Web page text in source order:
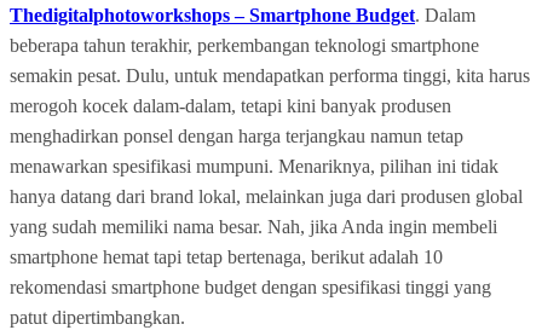
Thedigitalphotoworkshops – Smartphone Budget. Dalam
beberapa tahun terakhir, perkembangan teknologi smartphone
semakin pesat. Dulu, untuk mendapatkan performa tinggi, kita harus
merogoh kocek dalam-dalam, tetapi kini banyak produsen
menghadirkan ponsel dengan harga terjangkau namun tetap
menawarkan spesifikasi mumpuni. Menariknya, pilihan ini tidak
hanya datang dari brand lokal, melainkan juga dari produsen global
yang sudah memiliki nama besar. Nah, jika Anda ingin membeli
smartphone hemat tapi tetap bertenaga, berikut adalah 10
rekomendasi smartphone budget dengan spesifikasi tinggi yang
patut dipertimbangkan.